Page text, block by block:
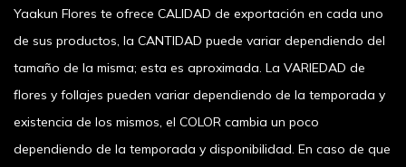
Yaakun Flores te ofrece CALIDAD de exportación en cada uno
de sus productos, la CANTIDAD puede variar dependiendo del
tamaño de la misma; esta es aproximada. La VARIEDAD de
flores y follajes pueden variar dependiendo de la temporada y
existencia de los mismos, el COLOR cambia un poco
dependiendo de la temporada y disponibilidad. En caso de que